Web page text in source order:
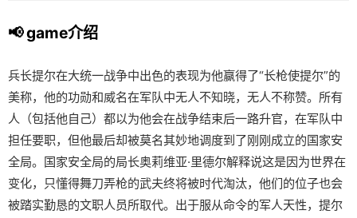
📢 game介绍
兵长提尔在大统一战争中出色的表现为他赢得了“长枪使提尔”的
美称，他的功勋和威名在军队中无人不知晓，无人不称赞。所有
人（包括他自己）都以为他会在战争结束后一路升官，在军队中
担任要职，但他最后却被莫名其妙地调度到了刚刚成立的国家安
全局。国家安全局的局长奥莉维亚·里德尔解释说这是因为世界在
变化，只懂得舞刀弄枪的武夫终将被时代淘汰，他们的位子也会
被踏实勤恳的文职人员所取代。出于服从命令的军人天性，提尔